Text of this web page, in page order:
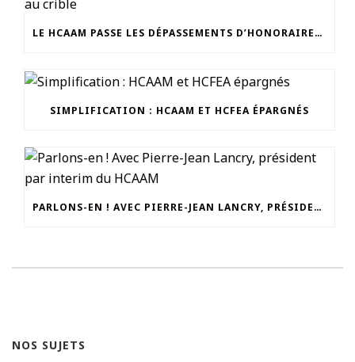
LE HCAAM PASSE LES DÉPASSEMENTS D’HONORAIRES AU CRIBLE
SIMPLIFICATION : HCAAM ET HCFEA ÉPARGNÉS
PARLONS-EN ! AVEC PIERRE-JEAN LANCRY, PRÉSIDENT PAR INTERIM DU HCAAM
NOS SUJETS